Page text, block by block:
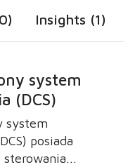
Insights (1)
system
(DCS)
system
posiada